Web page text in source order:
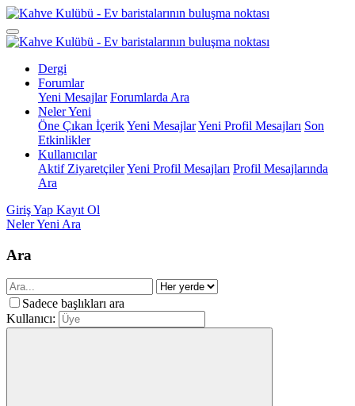
Dergi
Forumlar
Yeni Mesajlar Forumlarda Ara
Neler Yeni
Öne Çıkan İçerikYeni MesajlarYeni Profil Mesajları Son
Etkinlikler
Kullanıcılar
Aktif ZiyaretçilerYeni Profil Mesajları Profil Mesajlarında
Ara
Giriş Yap Kayıt Ol
Neler Yeni Ara
Ara
Sadece başlıkları ara
Kullanıcı: